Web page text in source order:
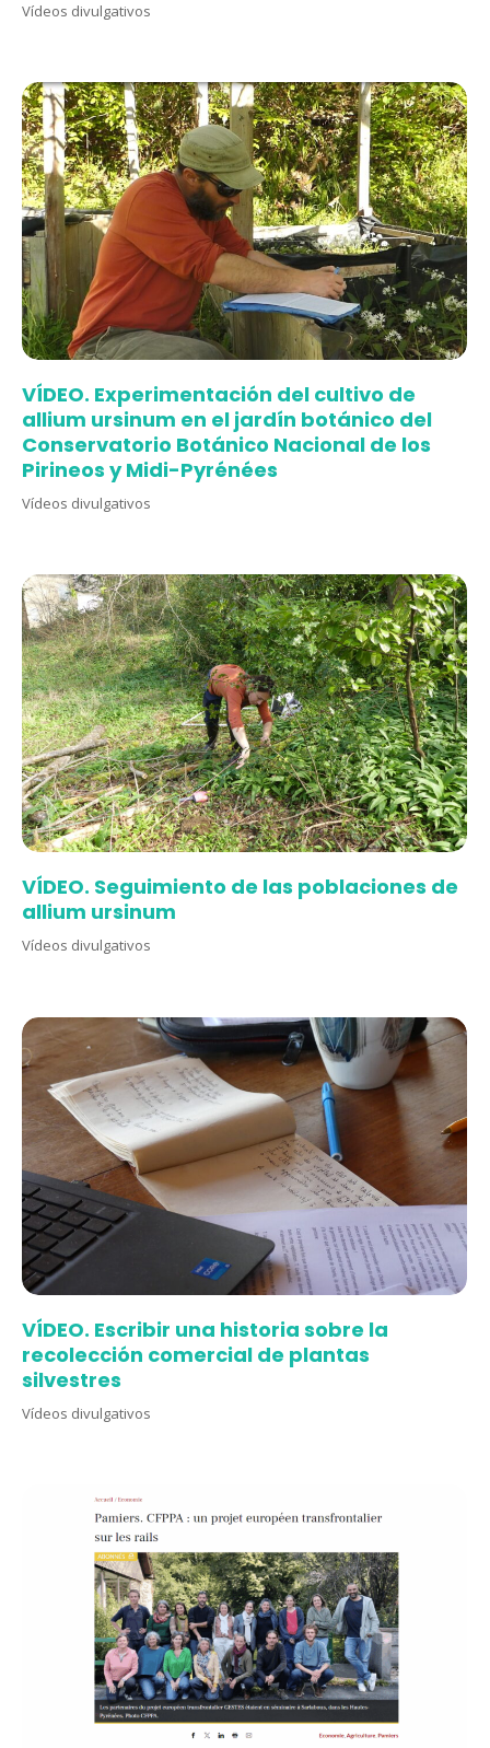
Vídeos divulgativos
VÍDEO. Experimentación del cultivo de
allium ursinum en el jardín botánico del
Conservatorio Botánico Nacional de los
Pirineos y Midi-Pyrénées
Vídeos divulgativos
VÍDEO. Seguimiento de las poblaciones de
allium ursinum
Vídeos divulgativos
VÍDEO. Escribir una historia sobre la
recolección comercial de plantas
silvestres
Vídeos divulgativos